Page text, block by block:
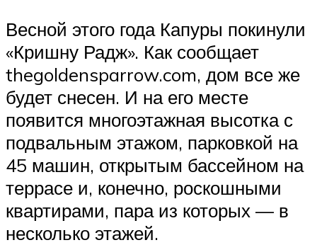
Весной этого года Капуры покинули
«Кришну Радж». Как сообщает
thegoldensparrow.com, дом все же
будет снесен. И на его месте
появится многоэтажная высотка с
подвальным этажом, парковкой на
45 машин, открытым бассейном на
террасе и, конечно, роскошными
квартирами, пара из которых — в
несколько этажей.